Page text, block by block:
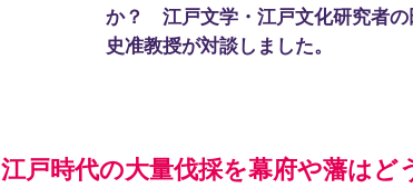
か？ 江戸文学・江戸文化研究者の
史准教授が対談しました。
江戸時代の大量伐採を幕府や藩はど